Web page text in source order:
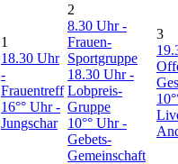
1
18.30 Uhr
-
Frauentreff
16°° Uhr -
Jungschar
2
8.30 Uhr -
Frauen-
Sportgruppe
18.30 Uhr -
Lobpreis-
Gruppe
10°° Uhr -
Gebets-
Gemeinschaft
3